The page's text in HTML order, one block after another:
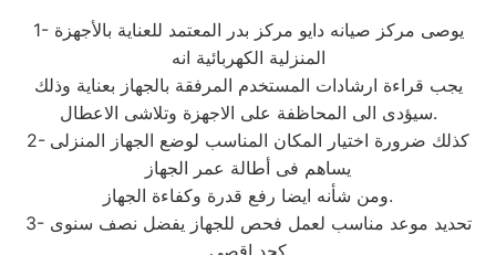
1- يوصى مركز صيانه دايو مركز بدر المعتمد للعناية بالأجهزة
المنزلية الكهربائية انه
يجب قراءة ارشادات المستخدم المرفقة بالجهاز بعناية وذلك
سيؤدى الى المحاظفة على الاجهزة وتلاشى الاعطال.
2- كذلك ضرورة اختيار المكان المناسب لوضع الجهاز المنزلى
يساهم فى أطالة عمر الجهاز
ومن شأنه ايضا رفع قدرة وكفاءة الجهاز.
3- تحديد موعد مناسب لعمل فحص للجهاز يفضل نصف سنوى
كحد اقصى